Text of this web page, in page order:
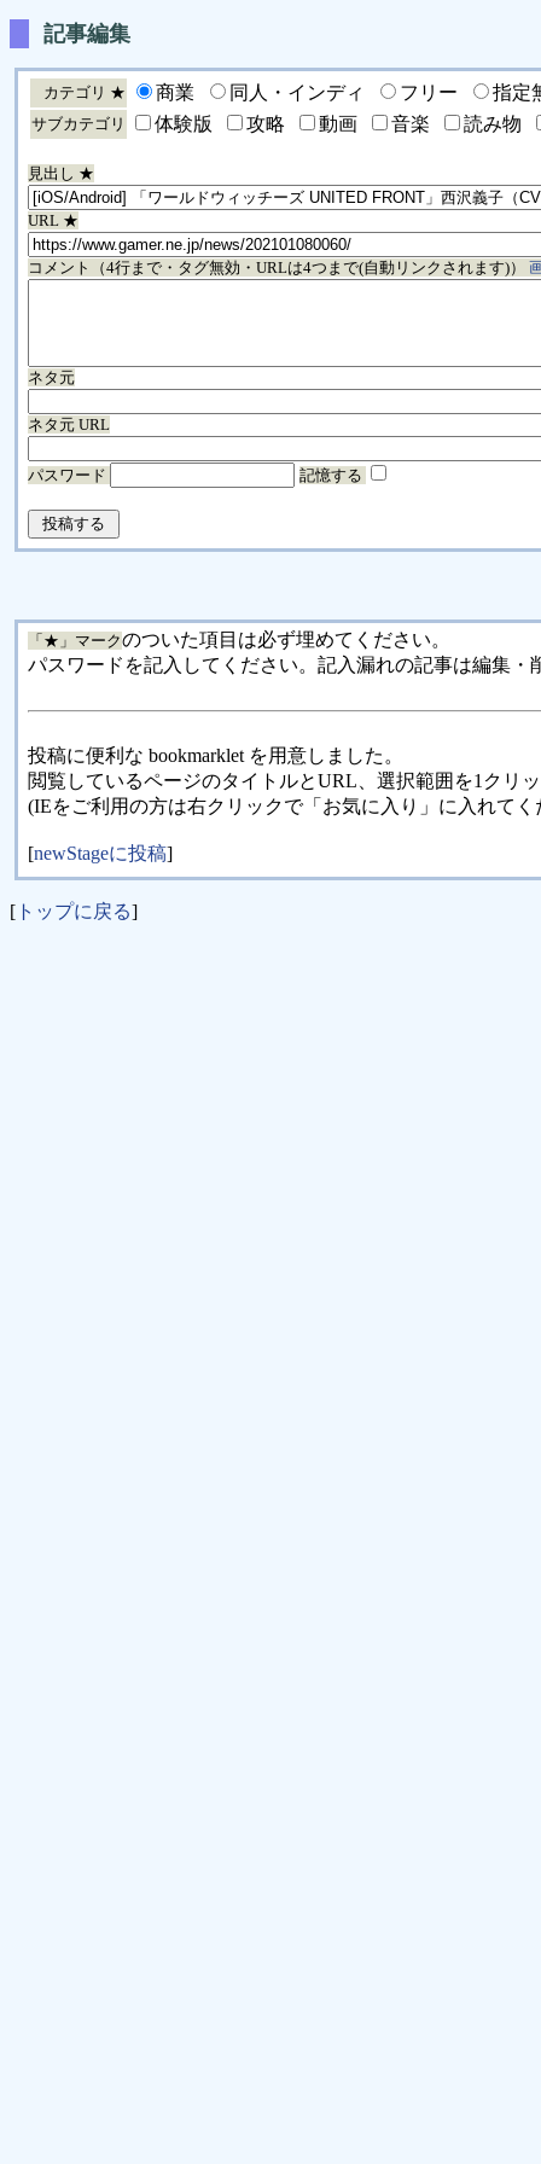
記事編集
カテゴリ ★ 商業 同人・インディ フリー 指定
サブカテゴリ 体験版 攻略 動画 音楽 読み物
見出し ★
URL ★
コメント（4行まで・タグ無効・URLは4つまで(自動リンクされます)）
ネタ元
ネタ元 URL
パスワード 記憶する
「★」マークのついた項目は必ず埋めてください。
パスワードを記入してください。記入漏れの記事は編集・
投稿に便利な bookmarklet を用意しました。
閲覧しているページのタイトルとURL、選択範囲を1クリ
(IEをご利用の方は右クリックで「お気に入り」に入れてく
[newStageに投稿]
[ トップに戻る]